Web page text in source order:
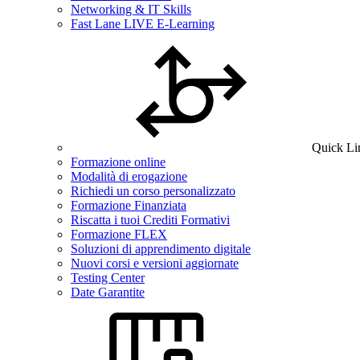
Networking & IT Skills
Fast Lane LIVE E-Learning
Quick
Formazione online
Modalità di erogazione
Richiedi un corso personalizzato
Formazione Finanziata
Riscatta i tuoi Crediti Formativi
Formazione FLEX
Soluzioni di apprendimento digitale
Nuovi corsi e versioni aggiornate
Testing Center
Date Garantite